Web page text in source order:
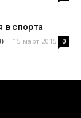
в спорта
- 15 март 2015 0